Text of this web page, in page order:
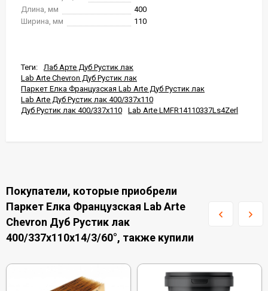
Длина, мм
400
Ширина, мм
110
Теги:
Лаб Арте Дуб Рустик лак
Lab Arte Chevron Дуб Рустик лак
Паркет Елка Французская Lab Arte Дуб Рустик лак
Lab Arte Дуб Рустик лак 400/337x110
Дуб Рустик лак 400/337x110
Lab Arte LMFR14110337Ls4Zerl
Покупатели, которые приобрели
Паркет Елка Французская Lab Arte
Chevron Дуб Рустик лак
400/337х110х14/3/60°, также купили